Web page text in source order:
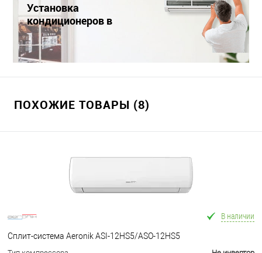
Установка
кондиционеров в
Краснодаре
ПОХОЖИЕ ТОВАРЫ (8)
В наличии
Сплит-система Aeronik ASI-12HS5/ASO-12HS5